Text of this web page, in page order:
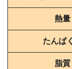
熱量
たんぱ
脂質